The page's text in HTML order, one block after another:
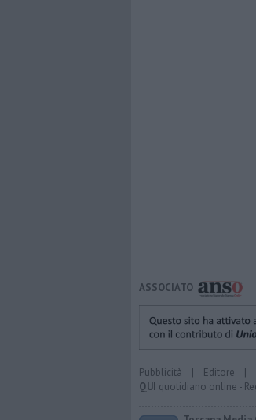
ASSOCIATO
Pubblicità | Editore |
QUI quotidiano online -